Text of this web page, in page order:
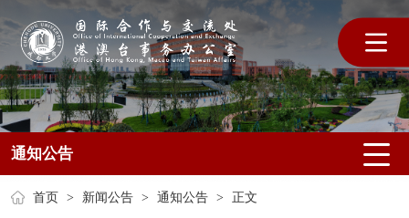
通知公告
首页 > 新闻公告 > 通知公告 > 正文